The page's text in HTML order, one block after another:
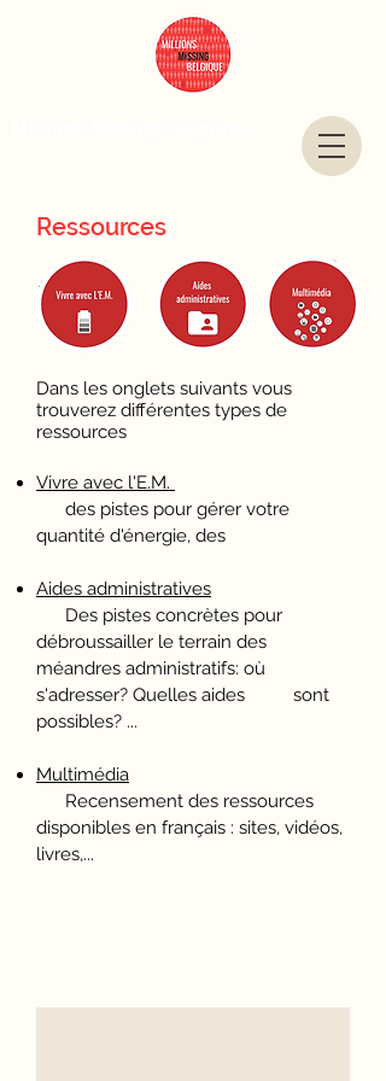
Ressources
Dans les onglets suivants vous
trouverez différentes types de
ressources
Vivre avec l'E.M.
des pistes pour gérer votre
quantité d'énergie, des
Aides administratives
Des pistes concrètes pour
débroussailler le terrain des
méandres administratifs: où
s'adresser? Quelles aides sont
possibles? ...
Multimédia
Recensement des ressources
disponibles en français : sites, vidéos,
livres,...